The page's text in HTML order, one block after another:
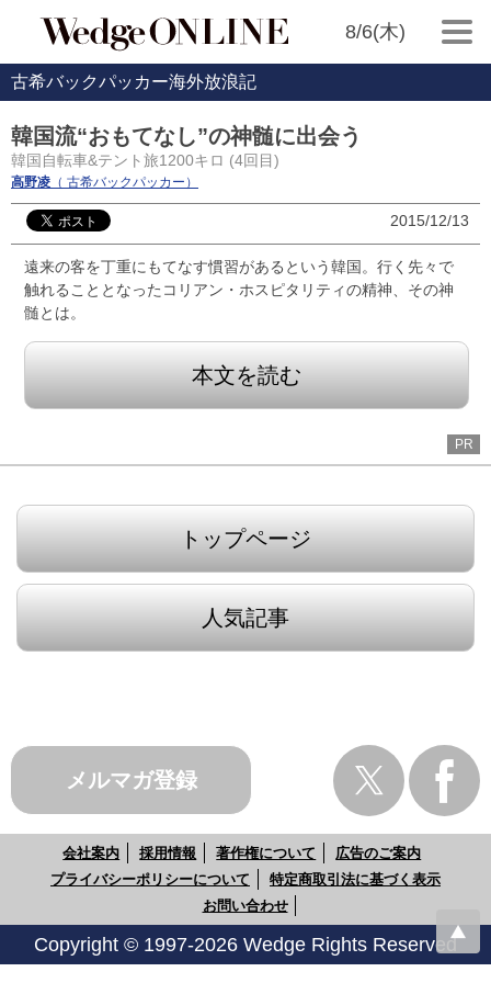
8/6(木)
古希バックパッカー海外放浪記
韓国流“おもてなし”の神髄に出会う
韓国自転車&テント旅1200キロ (4回目)
高野凌 （ 古希バックパッカー）
2015/12/13
遠来の客を丁重にもてなす慣習があるという韓国。行く先々で
触れることとなったコリアン・ホスピタリティの精神、その神
髄とは。
本文を読む
PR
トップページ
人気記事
メルマガ登録
会社案内 採用情報 著作権について
広告のご案内
プライバシーポリシーについて
特定商取引法に基づく表示
お問い合わせ
Copyright © 1997-2026 Wedge Rights Reserved